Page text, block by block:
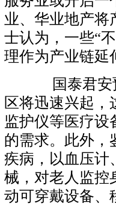
业、华业地产将
士认为，一些“
理作为产业链延
国泰君安预
区将迅速兴起
监护仪等医疗设
的需求。此外，
疾病，以血压计
械，对老人监控
动可穿戴设备、